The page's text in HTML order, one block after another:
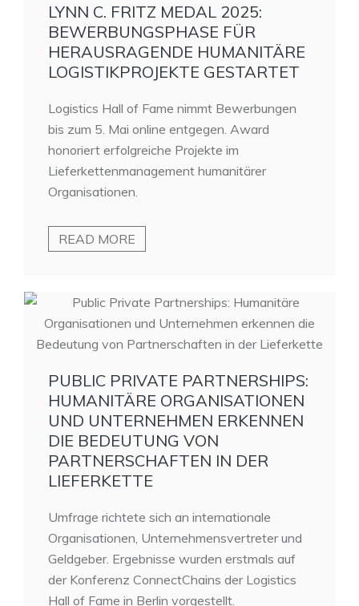
LYNN C. FRITZ MEDAL 2025:
BEWERBUNGSPHASE FÜR
HERAUSRAGENDE HUMANITÄRE
LOGISTIKPROJEKTE GESTARTET
Logistics Hall of Fame nimmt Bewerbungen
bis zum 5. Mai online entgegen. Award
honoriert erfolgreiche Projekte im
Lieferkettenmanagement humanitärer
Organisationen.
READ MORE
PUBLIC PRIVATE PARTNERSHIPS:
HUMANITÄRE ORGANISATIONEN
UND UNTERNEHMEN ERKENNEN
DIE BEDEUTUNG VON
PARTNERSCHAFTEN IN DER
LIEFERKETTE
Umfrage richtete sich an internationale
Organisationen, Unternehmensvertreter und
Geldgeber. Ergebnisse wurden erstmals auf
der Konferenz ConnectChains der Logistics
Hall of Fame in Berlin vorgestellt.